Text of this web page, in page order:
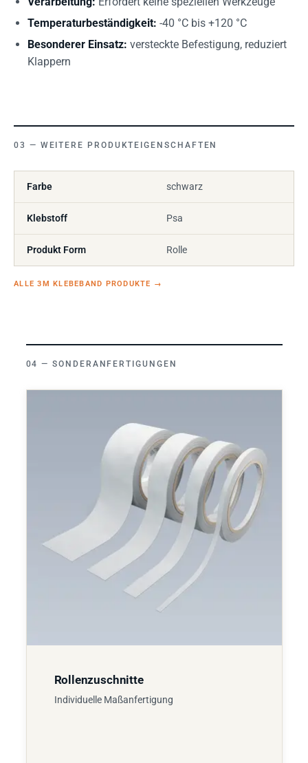
Temperaturbeständigkeit: -40 °C bis +120 °C
Besonderer Einsatz: versteckte Befestigung, reduziert
Klappern
WEITERE PRODUKTEIGENSCHAFTEN
Farbe schwarz
Klebstoff Psa
Produkt Form Rolle
ALLE 3M KLEBEBAND PRODUKTE →
SONDERANFERTIGUNGEN
Rollenzuschnitte
Individuelle Maßanfertigung